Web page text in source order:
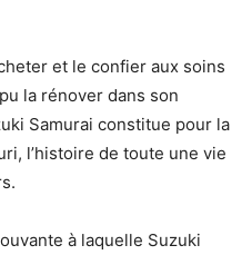
et le confier aux soins
la rénover dans son
Samurai constitue pour la
l’histoire de toute une vie
à laquelle Suzuki